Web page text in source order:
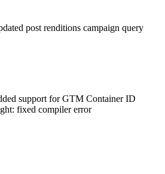
post renditions campaign query
support for GTM Container ID
fixed compiler error